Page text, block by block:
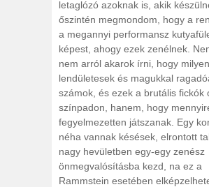
letaglózó azoknak is, akik
őszintén megmondom, hogy a
a megannyi performansz
képest, ahogy ezek zenélnek.
nem arról akarok írni, hogy milyen
lendületesek és magukkal
számok, és ezek a brutális fickók
színpadon, hanem, hogy
fegyelmezetten játszanak. Egy
néha vannak késések, elrontott
nagy hevületben egy-egy zenész
önmegvalósításba kezd, na ez a
Rammstein esetében